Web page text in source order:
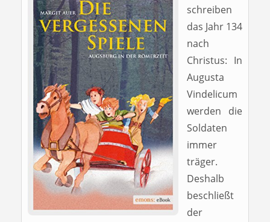
schreiben
das Jahr 134
nach
Christus: In
Augusta
Vindelicum
werden die
Soldaten
immer
träger.
Deshalb
beschließt
der